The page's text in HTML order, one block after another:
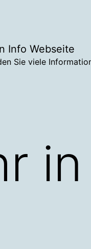
Info Webseite
Sie viele
in